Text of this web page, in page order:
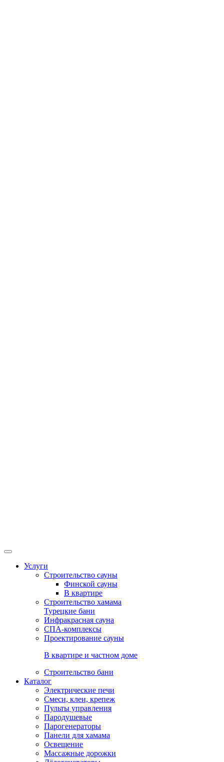
Услуги
Строительство сауны
Финской сауны
В квартире
Строительство хамама
Турецкие бани
Инфракрасная сауна
СПА-комплексы
Проектирование сауны
В квартире и частном доме
Строительство бани
Каталог
Электрические печи
Смеси, клеи, крепеж
Пульты управления
Пародушевые
Парогенераторы
Панели для хамама
Освещение
Массажные дорожки